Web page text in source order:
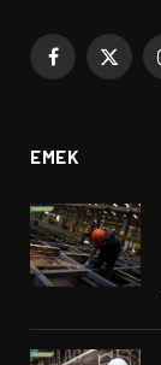
Facebook
X
EMEK